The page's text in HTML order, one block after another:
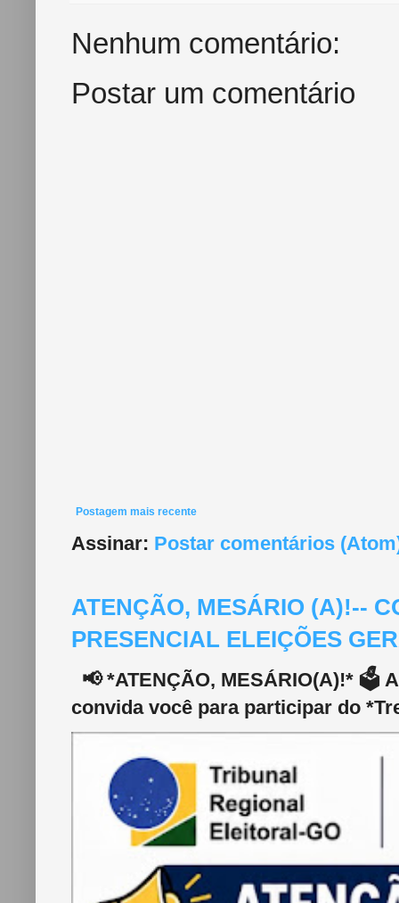
t
Nenhum comentário:
Postar um comentário
Postagem mais recente
Assinar: Postar comentários
ATENÇÃO, MESÁRIO (A)!--
PRESENCIAL ELEIÇÕES
📢 *ATENÇÃO, MESÁRIO(A)!* 🗳️
convida você para participar do